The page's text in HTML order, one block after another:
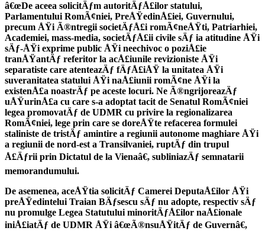
â€œDe aceea solicitÄƒm autoritÄƒÅ£ilor statului,
Parlamentului RomÃ¢niei, PreÅŸedinÅ£iei, Guvernului,
precum ÅŸi Ã®ntregii societÄƒÅ£i romÃ¢neÅŸti, Patriarhiei,
Academiei, mass-media, societÄƒÅ£ii civile sÄƒ ia atitudine ÅŸi
sÄƒ-ÅŸi exprime public ÅŸi neechivoc o poziÅ£ie
tranÅŸantÄƒ referitor la acÅ£iunile revizioniste ÅŸi
separatiste care atenteazÄƒ fÄƒÅ£iÅŸ la unitatea ÅŸi
suveranitatea statului ÅŸi naÅ£iunii romÃ¢ne ÅŸi la
existenÅ£a noastrÄƒ pe aceste locuri. Ne Ã®ngrijoreazÄƒ
uÅŸurinÅ£a cu care s-a adoptat tacit de Senatul RomÃ¢niei
legea promovatÄƒ de UDMR cu privire la regionalizarea
RomÃ¢niei, lege prin care se doreÅŸte refacerea formulei
staliniste de tristÄƒ amintire a regiunii autonome maghiare ÅŸi
a regiunii de nord-est a Transilvaniei, ruptÄƒ din trupul
Å£Äƒrii prin Dictatul de la Vienaâ€, subliniazÄƒ semnatarii
memorandumului.
De asemenea, aceÅŸtia solicitÄƒ Camerei DeputaÅ£ilor ÅŸi
preÅŸedintelui Traian BÄƒsescu sÄƒ nu adopte, respectiv sÄƒ
nu promulge Legea Statutului minoritÄƒÅ£ilor naÅ£ionale
iniÅ£iatÄƒ de UDMR ÅŸi â€œÃ®nsuÅŸitÄƒ de Guvernâ€,